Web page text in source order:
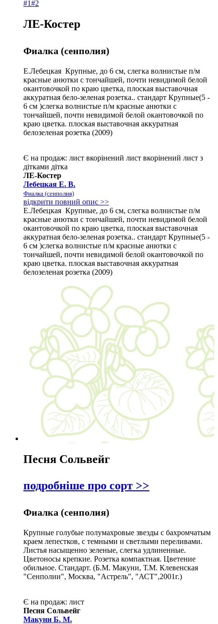
#1#2
ЛЕ-Костер
Фиалка (сенполия)
Е.Лебецкая Крупные, до 6 см, слегка волнистые п/м
красные анютки с тончайшей, почти невидимой белой
окантовочкой по краю цветка, плоская выставочная
аккуратная бело-зеленая розетка.. стандарт Крупные(5 -
6 см )слегка волнистые п/м красные анютки с
тончайшей, почти невидимой белой окантовочкой по
краю цветка. плоская выставочная аккуратная
белозеленая розетка (2009)
Є на продаж: лист вкорінений лист вкорінений лист з
дітками дітка
ЛЕ-Костер
Лебецкая Е. В.
Фиалка (сенполия)
відкрити повний опис >>
Е.Лебецкая Крупные, до 6 см, слегка волнистые п/м
красные анютки с тончайшей, почти невидимой белой
окантовочкой по краю цветка, плоская выставочная
аккуратная бело-зеленая розетка.. стандарт Крупные(5 -
6 см )слегка волнистые п/м красные анютки с
тончайшей, почти невидимой белой окантовочкой по
краю цветка. плоская выставочная аккуратная
белозеленая розетка (2009)
Песня Сольвейг
подробніше про сорт >>
Фиалка (сенполия)
Крупные голубые полумахровые звезды с бахромчатым
краем лепестков, с темными и светлыми переливами.
Листья насыщенно зеленые, слегка удлиненные.
Цветоносы крепкие. Розетка компактная. Цветение
обильное. Стандарт. (Б.М. Макуни, Т.М. Клевенская
"Сенполии", Москва, "Астрель", "АСТ",2001г.)
Є на продаж: лист
Песня Сольвейг
Макуни Б. М.